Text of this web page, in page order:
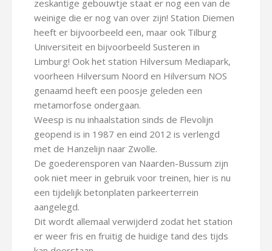
zeskantige gebouwtje staat er nog een van de
weinige die er nog van over zijn! Station Diemen
heeft er bijvoorbeeld een, maar ook Tilburg
Universiteit en bijvoorbeeld Susteren in
Limburg! Ook het station Hilversum Mediapark,
voorheen Hilversum Noord en Hilversum NOS
genaamd heeft een poosje geleden een
metamorfose ondergaan.
Weesp is nu inhaalstation sinds de Flevolijn
geopend is in 1987 en eind 2012 is verlengd
met de Hanzelijn naar Zwolle.
De goederensporen van Naarden-Bussum zijn
ook niet meer in gebruik voor treinen, hier is nu
een tijdelijk betonplaten parkeerterrein
aangelegd.
Dit wordt allemaal verwijderd zodat het station
er weer fris en fruitig de huidige tand des tijds